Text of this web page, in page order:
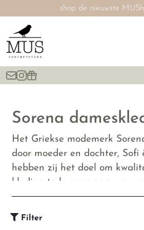
shop de nieuwste
Sorena
Het Griekse modemerk
door moeder en dochter, Sofi
hebben zij het doel om
kleding te leveren aan
kunstwerken als kleding en
bereiken ze een breed
Filter